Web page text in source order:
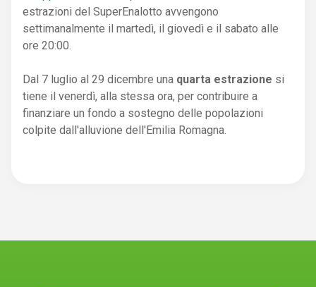
estrazioni del SuperEnalotto avvengono
settimanalmente il martedì, il giovedì e il sabato alle
ore 20:00.
Dal 7 luglio al 29 dicembre una quarta estrazione si
tiene il venerdì, alla stessa ora, per contribuire a
finanziare un fondo a sostegno delle popolazioni
colpite dall'alluvione dell'Emilia Romagna.